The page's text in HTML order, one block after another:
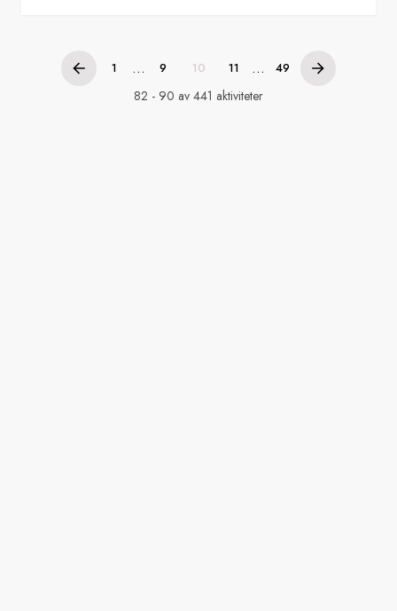
1 ... 9 10 11 ... 49
82 - 90 av 441 aktiviteter